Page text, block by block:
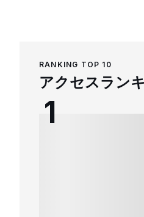
RANKING TOP 10
アクセスラン